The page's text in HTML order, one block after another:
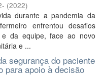
(2022)
durante a pandemia da
enfrentou desafios
da equipe, face ao novo
e ...
segurança do paciente
para apoio à decisão